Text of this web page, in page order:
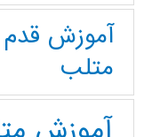
آموزش قدم
متلب